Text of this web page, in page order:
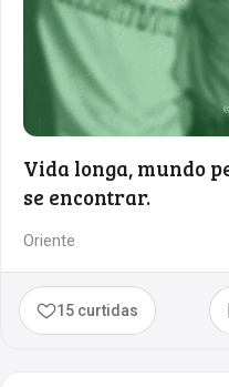
Vida longa, mundo
se encontrar.
Oriente
15 curtidas